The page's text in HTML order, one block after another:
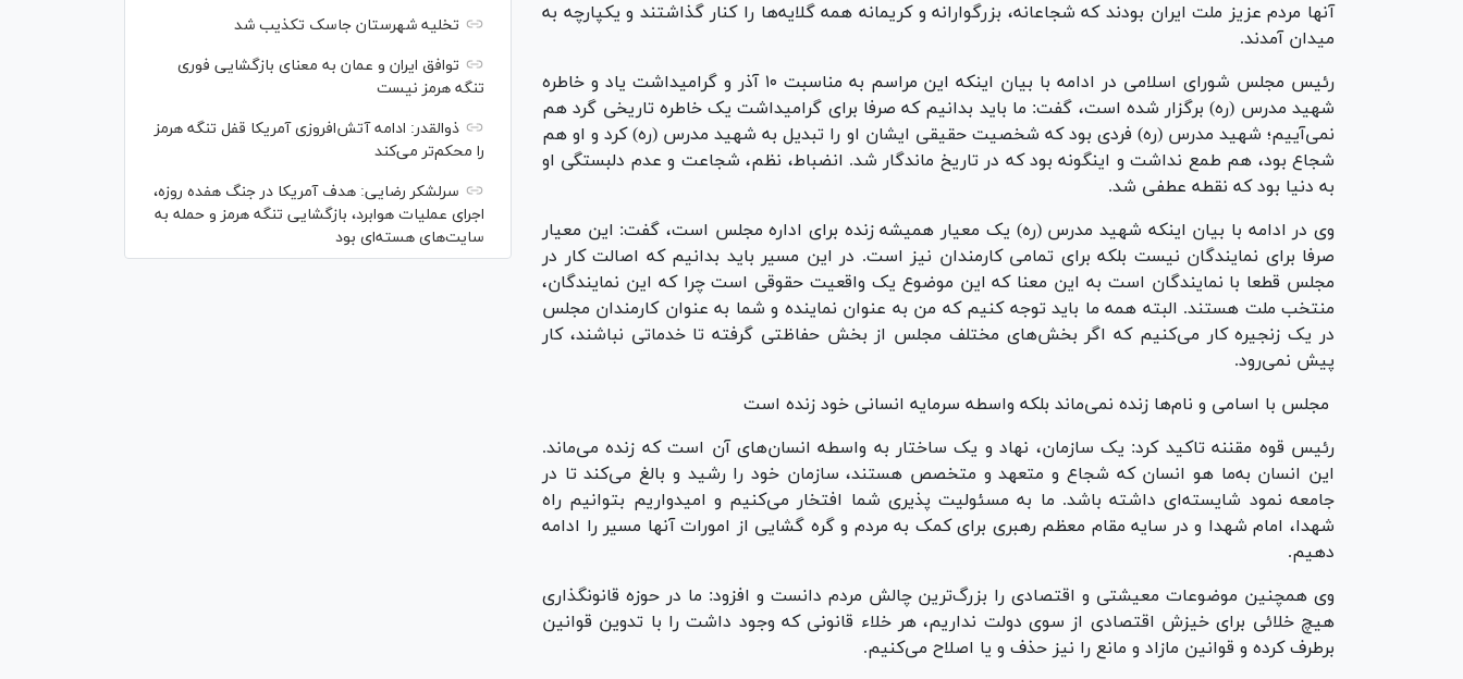
آنها مردم عزیز ملت ایران بودند که شجاعانه، بزرگوارانه و کریمانه همه گلایه‌ها را کنار گذاشتند و یکپارچه به
میدان آمدند.
رئیس مجلس شورای اسلامی در ادامه با بیان اینکه این مراسم به مناسبت ۱۰ آذر و گرامیداشت یاد و خاطره
شهید مدرس (ره) برگزار شده است، گفت: ما باید بدانیم که صرفا برای گرامیداشت یک خاطره تاریخی گرد هم
نمی‌آییم؛ شهید مدرس (ره) فردی بود که شخصیت حقیقی ایشان او را تبدیل به شهید مدرس (ره) کرد و او هم
شجاع بود، هم طمع نداشت و اینگونه بود که در تاریخ ماندگار شد. انضباط، نظم، شجاعت و عدم دلبستگی او
به دنیا بود که نقطه عطفی شد.
وی در ادامه با بیان اینکه شهید مدرس (ره) یک معیار همیشه زنده برای اداره مجلس است، گفت: این معیار
صرفا برای نمایندگان نیست بلکه برای تمامی کارمندان نیز است. در این مسیر باید بدانیم که اصالت کار در
مجلس قطعا با نمایندگان است به این معنا که این موضوع یک واقعیت حقوقی است چرا که این نمایندگان،
منتخب ملت هستند. البته همه ما باید توجه کنیم که من به عنوان نماینده و شما به عنوان کارمندان مجلس
در یک زنجیره کار می‌کنیم که اگر بخش‌های مختلف مجلس از بخش حفاظتی گرفته تا خدماتی نباشند، کار
پیش نمی‌رود.
مجلس با اسامی و نام‌ها زنده نمی‌ماند بلکه واسطه سرمایه انسانی خود زنده است
رئیس قوه مقننه تاکید کرد: یک سازمان، نهاد و یک ساختار به واسطه انسان‌های آن است که زنده می‌ماند.
این انسان به‌ما هو انسان که شجاع و متعهد و متخصص هستند، سازمان خود را رشید و بالغ می‌کند تا در
جامعه نمود شایسته‌ای داشته باشد. ما به مسئولیت پذیری شما افتخار می‌کنیم و امیدواریم بتوانیم راه
شهدا، امام شهدا و در سایه مقام معظم رهبری برای کمک به مردم و گره گشایی از امورات آنها مسیر را ادامه
دهیم.
وی همچنین موضوعات معیشتی و اقتصادی را بزرگ‌ترین چالش مردم دانست و افزود: ما در حوزه قانونگذاری
هیچ خلائی برای خیزش اقتصادی از سوی دولت نداریم، هر خلاء قانونی که وجود داشت را با تدوین قوانین
برطرف کرده و قوانین مازاد و مانع را نیز حذف و یا اصلاح می‌کنیم.
تخلیه شهرستان جاسک تکذیب شد
توافق ایران و عمان به معنای بازگشایی فوری
تنگه هرمز نیست
ذوالقدر: ادامه آتش‌افروزی آمریکا قفل تنگه هرمز
را محکم‌تر می‌کند
سرلشکر رضایی: هدف آمریکا در جنگ هفده روزه،
اجرای عملیات هوابرد، بازگشایی تنگه هرمز و حمله به
سایت‌های هسته‌ای بود